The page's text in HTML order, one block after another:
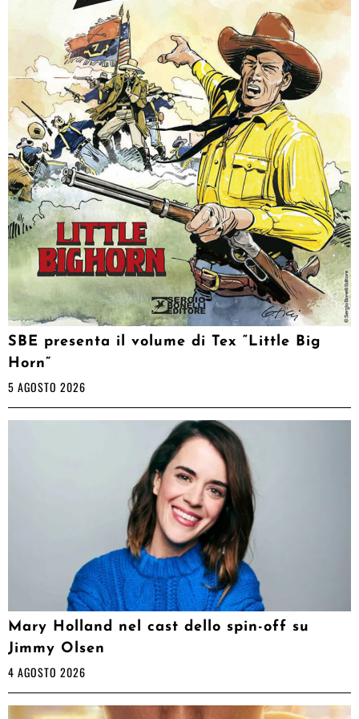
SBE presenta il volume di Tex “Little Big
Horn”
5 AGOSTO 2026
Mary Holland nel cast dello spin-off su
Jimmy Olsen
4 AGOSTO 2026